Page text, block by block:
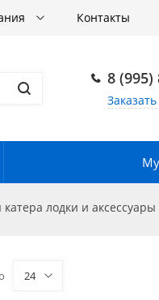
Контакты
8 (995)
лодки и аксессуары
24